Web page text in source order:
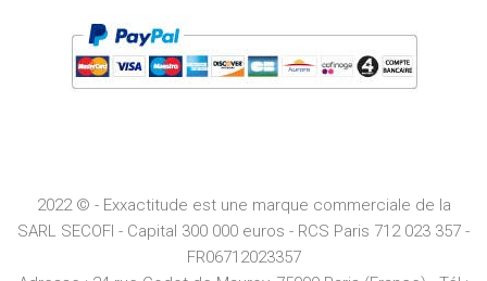
2022 © - Exxactitude est une marque commerciale de la
SARL SECOFI - Capital 300 000 euros - RCS Paris 712 023 357 -
FR06712023357